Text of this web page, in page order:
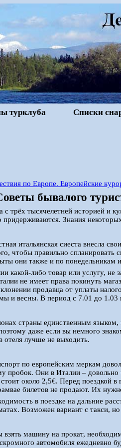
турклуба Списки
по Европе. Европейские
бывалого
с трёх тысячелетней историей и
придерживаются. Знания
итальянская сиеста внесла
чтобы правильно спланировать
они также и по понедельникам
какой-либо товар или услугу, не
не имеет права покинуть
продавца от уплаты
и весны. В период с 7.01 до
страны единственным языком,
даже если вы немного
отеля лучше не выходить.
по европейским меркам
пробок. Они в Италии –
около 2,5€. Перед поездкой в
билетов не продают. Их
в поездке на дальние
Возможен вариант с такси,
взять машину на прокат,
автомобиля ежедневно